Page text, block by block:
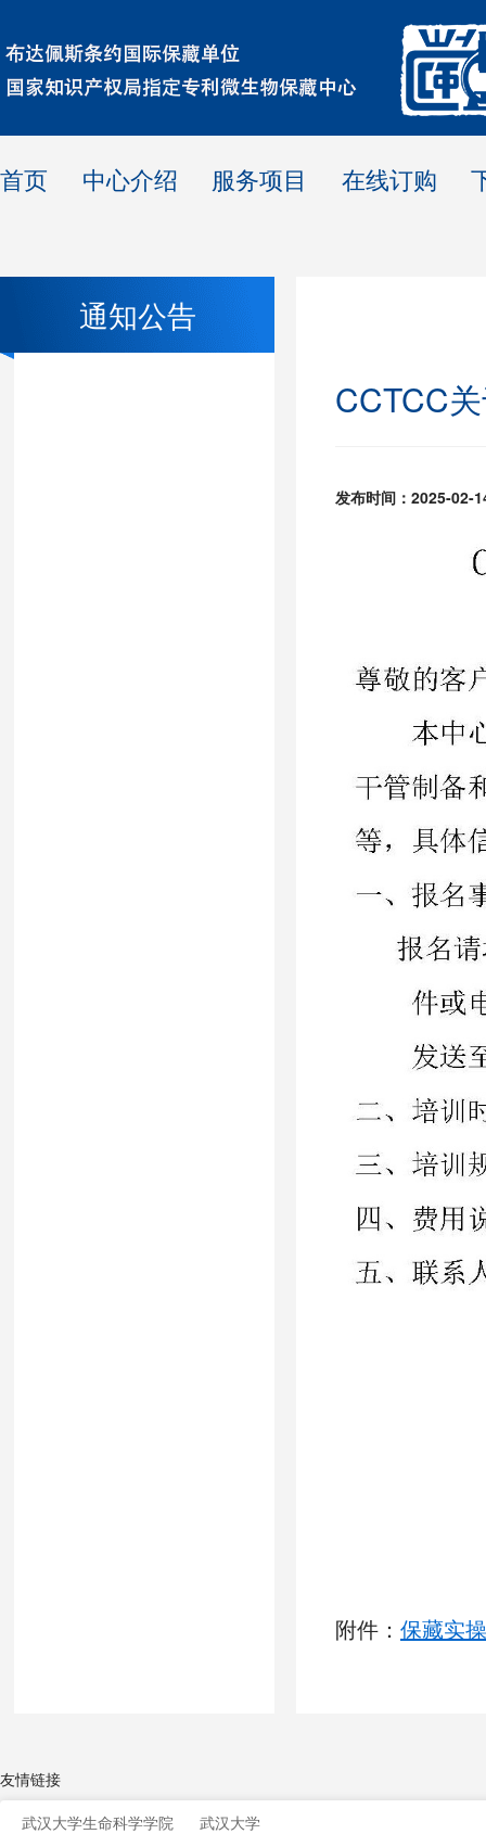
首页 中心介绍 服务项目 在线订购
通知公告
CCTCC
发布时间：2025-02-
附件： 保藏实
友情链接
武汉大学生命科学学院
武汉大学